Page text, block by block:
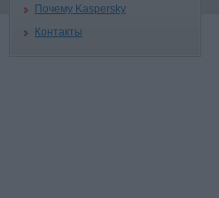
Почему Kaspersky
Контакты